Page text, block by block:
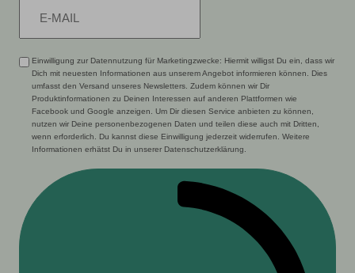
Einwilligung zur Datennutzung für Marketingzwecke: Hiermit willigst Du ein, dass wir
Dich mit neuesten Informationen aus unserem Angebot informieren können. Dies
umfasst den Versand unseres Newsletters. Zudem können wir Dir
Produktinformationen zu Deinen Interessen auf anderen Plattformen wie
Facebook und Google anzeigen. Um Dir diesen Service anbieten zu können,
nutzen wir Deine personenbezogenen Daten und teilen diese auch mit Dritten,
wenn erforderlich. Du kannst diese Einwilligung jederzeit widerrufen. Weitere
Informationen erhätst Du in unserer Datenschutzerklärung.